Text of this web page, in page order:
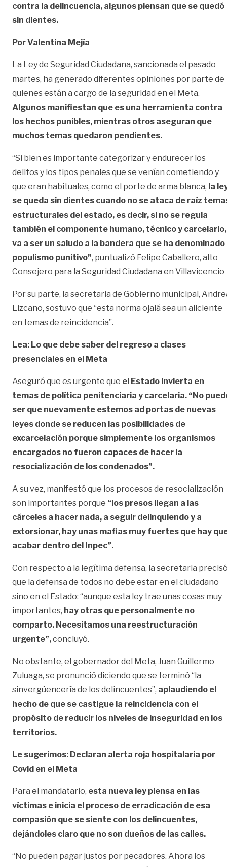
contra la delincuencia, algunos piensan que se quedó
sin dientes.
Por Valentina Mejía
La Ley de Seguridad Ciudadana, sancionada el pasado
martes, ha generado diferentes opiniones por parte de
quienes están a cargo de la seguridad en el Meta.
Algunos manifiestan que es una herramienta contra
los hechos punibles, mientras otros aseguran que
muchos temas quedaron pendientes.
“Si bien es importante categorizar y endurecer los
delitos y los tipos penales que se venían cometiendo y
que eran habituales, como el porte de arma blanca, la
se queda sin dientes cuando no se ataca de raíz
estructurales del estado, es decir, si no se regula
también el componente humano, técnico y carcelario,
va a ser un saludo a la bandera que se ha denominado
populismo punitivo”, puntualizó Felipe Caballero, alto
Consejero para la Seguridad Ciudadana en Villavicencio
Por su parte, la secretaria de Gobierno municipal,
Lizcano, sostuvo que “esta norma ojalá sea un aliciente
en temas de reincidencia”.
Lea: Lo que debe saber del regreso a clases
presenciales en el Meta
Aseguró que es urgente que el Estado invierta en
temas de política penitenciaria y carcelaria. “No
ser que nuevamente estemos ad portas de nuevas
leyes donde se reducen las posibilidades de
excarcelación porque simplemente los organismos
encargados no fueron capaces de hacer la
resocialización de los condenados”.
A su vez, manifestó que los procesos de resocialización
son importantes porque “los presos llegan a las
cárceles a hacer nada, a seguir delinquiendo y a
extorsionar, hay unas mafias muy fuertes que hay
acabar dentro del Inpec”.
Con respecto a la legítima defensa, la secretaria
que la defensa de todos no debe estar en el ciudadano
sino en el Estado: “aunque esta ley trae unas cosas muy
importantes, hay otras que personalmente no
comparto. Necesitamos una reestructuración
urgente”,concluyó.
No obstante, el gobernador del Meta, Juan Guillermo
Zuluaga, se pronunció diciendo que se terminó “la
sinvergüencería de los delincuentes”, aplaudiendo el
hecho de que se castigue la reincidencia con el
propósito de reducir los niveles de inseguridad en los
territorios.
Le sugerimos: Declaran alerta roja hospitalaria por
Covid en el Meta
Para el mandatario, esta nueva ley piensa en las
víctimas e inicia el proceso de erradicación de esa
compasión que se siente con los delincuentes,
dejándoles claro que no son dueños de las calles.
“No pueden pagar justos por pecadores. Ahora los